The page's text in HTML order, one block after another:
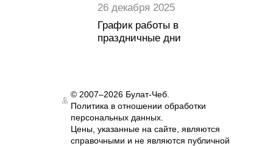
26 декабря 2025
График работы в
праздничные дни
© 2007–2026 Булат-Чеб.
Политика в отношении обработки
персональных данных.
Цены, указанные на сайте, являются
справочными и не являются публичной
Authorization